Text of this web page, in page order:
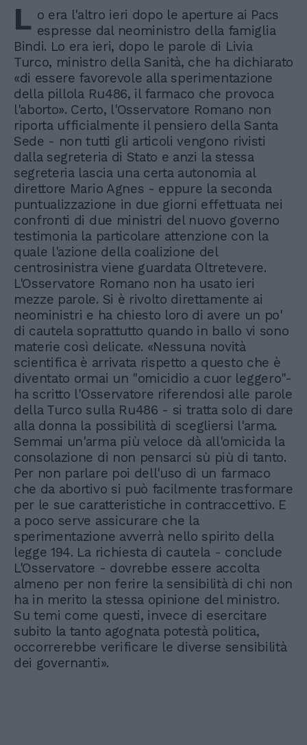
L o era l'altro ieri dopo le aperture ai Pacs
espresse dal neoministro della famiglia
Bindi. Lo era ieri, dopo le parole di Livia
Turco, ministro della Sanità, che ha dichiarato
«di essere favorevole alla sperimentazione
della pillola Ru486, il farmaco che provoca
l'aborto». Certo, l'Osservatore Romano non
riporta ufficialmente il pensiero della Santa
Sede - non tutti gli articoli vengono rivisti
dalla segreteria di Stato e anzi la stessa
segreteria lascia una certa autonomia al
direttore Mario Agnes - eppure la seconda
puntualizzazione in due giorni effettuata nei
confronti di due ministri del nuovo governo
testimonia la particolare attenzione con la
quale l'azione della coalizione del
centrosinistra viene guardata Oltretevere.
L'Osservatore Romano non ha usato ieri
mezze parole. Si è rivolto direttamente ai
neoministri e ha chiesto loro di avere un po'
di cautela soprattutto quando in ballo vi sono
materie così delicate. «Nessuna novità
scientifica è arrivata rispetto a questo che è
diventato ormai un "omicidio a cuor leggero"-
ha scritto l'Osservatore riferendosi alle parole
della Turco sulla Ru486 - si tratta solo di dare
alla donna la possibilità di scegliersi l'arma.
Semmai un'arma più veloce dà all'omicida la
consolazione di non pensarci sù più di tanto.
Per non parlare poi dell'uso di un farmaco
che da abortivo si può facilmente trasformare
per le sue caratteristiche in contraccettivo. E
a poco serve assicurare che la
sperimentazione avverrà nello spirito della
legge 194. La richiesta di cautela - conclude
L'Osservatore - dovrebbe essere accolta
almeno per non ferire la sensibilità di chi non
ha in merito la stessa opinione del ministro.
Su temi come questi, invece di esercitare
subito la tanto agognata potestà politica,
occorrerebbe verificare le diverse sensibilità
dei governanti».